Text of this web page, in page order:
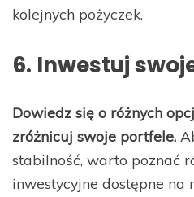
kolejnych pożyczek.
6. Inwestuj
Dowiedz się o różnych
zróżnicuj swoje portfele.
stabilność, warto poznać
inwestycyjne dostępne na